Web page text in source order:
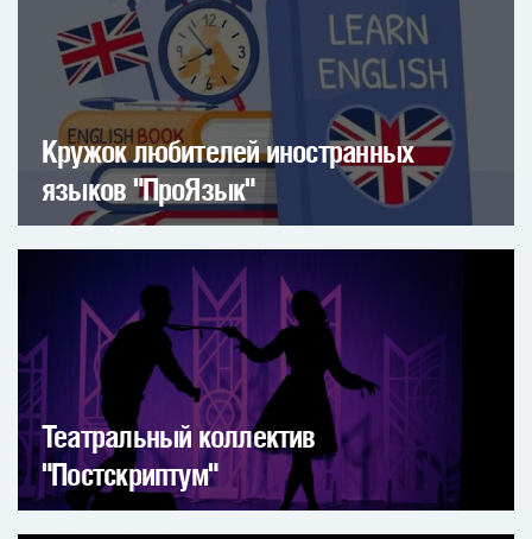
Кружок любителей иностранных
языков "ПроЯзык"
Театральный коллектив
"Постскриптум"